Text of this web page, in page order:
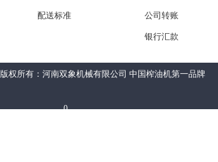
配送标准 公司转账
银行汇款
版权所有：河南双象机械有限公司 中国榨油机第一品牌
0